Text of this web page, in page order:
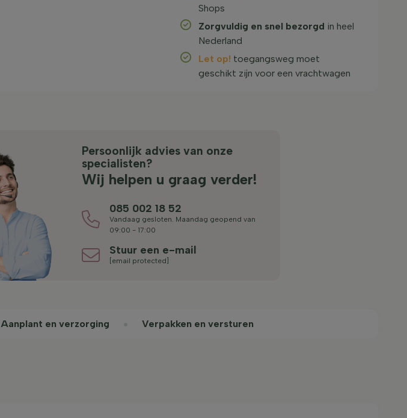
Shops
Zorgvuldig en snel bezorgd in heel
Nederland
Let op! toegangsweg moet
geschikt zijn voor een vrachtwagen
Persoonlijk advies van onze
specialisten?
Wij helpen u graag verder!
085 002 18 52
Vandaag gesloten. Maandag geopend van
09:00 - 17:00
Stuur een e-mail
[email protected]
Aanplant en verzorging Verpakken en versturen